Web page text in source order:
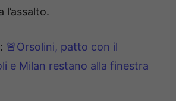
: 🚨Orsolini, patto con il
e Milan restano alla finestra